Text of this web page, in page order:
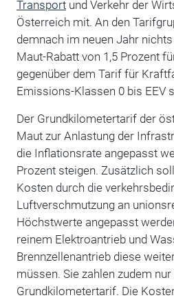
Transportund Verkehr der
Österreich mit. An den
demnach im neuen Jahr
Maut-Rabatt von 1,5 Prozent
gegenüber dem Tarif für
Emissions-Klassen 0 bis EEV
Der Grundkilometertarif der
Maut zur Anlastung der
die Inflationsrate angepasst
Prozent steigen. Zusätzlich
Kosten durch die
Luftverschmutzung an
Höchstwerte angepasst
reinem Elektroantrieb und
Brennzellenantrieb diese
müssen. Sie zahlen zudem nur
Grundkilometertarif. Die